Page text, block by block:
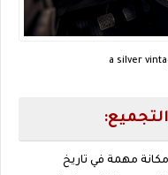
a silver
تحتل بورش 911 الكلاسيكية من عام 1986 مكانة مهمة في تاريخ